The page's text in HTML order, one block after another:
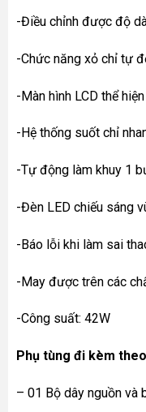
-Điều chỉnh được độ
-Chức năng xỏ chỉ tự
-Màn hình LCD thể
-Hệ thống suốt chỉ
-Tự động làm khuy 1
-Đèn LED chiếu sáng
-Báo lỗi khi làm sai
-May được trên các
-Công suất: 42W
Phụ tùng đi kèm theo
– 01 Bộ dây nguồn và